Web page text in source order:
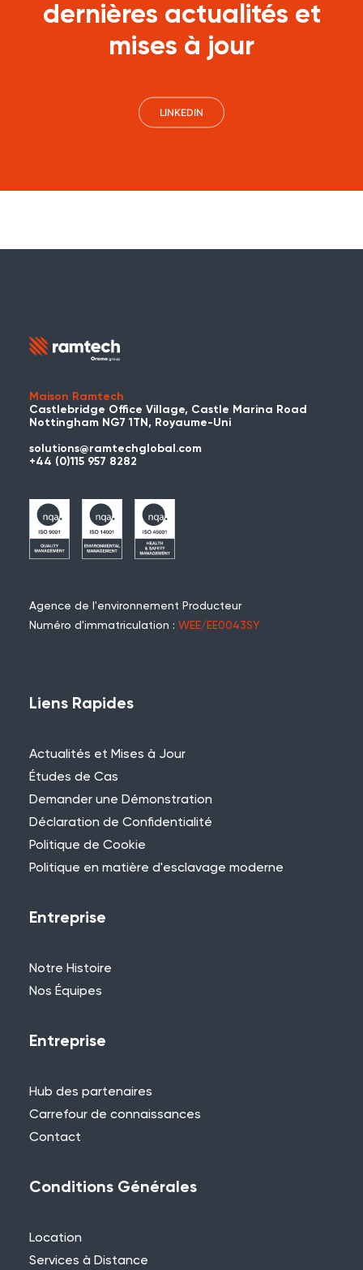
dernières actualités et
mises à jour
LINKEDIN
Maison Ramtech
Castlebridge Office Village, Castle Marina Road
Nottingham NG7 1TN, Royaume-Uni
solutions@ramtechglobal.com
+44 (0)115 957 8282
Agence de l'environnement Producteur
Numéro d'immatriculation : WEE/EE0043SY
Liens Rapides
Actualités et Mises à Jour
Études de Cas
Demander une Démonstration
Déclaration de Confidentialité
Politique de Cookie
Politique en matière d'esclavage moderne
Entreprise
Notre Histoire
Nos Équipes
Entreprise
Hub des partenaires
Carrefour de connaissances
Contact
Conditions Générales
Location
Services à Distance